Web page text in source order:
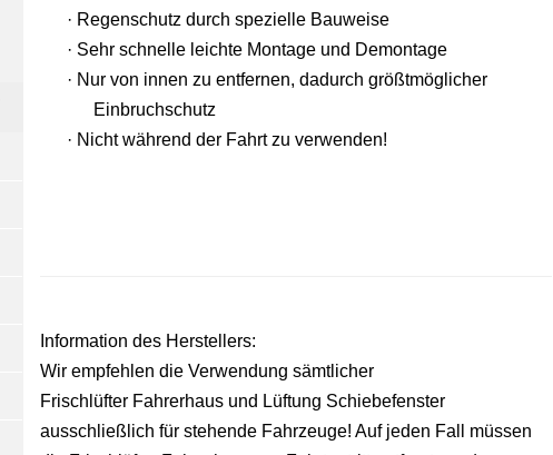
· Regenschutz durch spezielle Bauweise
· Sehr schnelle leichte Montage und Demontage
· Nur von innen zu entfernen, dadurch größtmöglicher
Einbruchschutz
· Nicht während der Fahrt zu verwenden!
Information des Herstellers:
Wir empfehlen die Verwendung sämtlicher
Frischlüfter Fahrerhaus und Lüftung Schiebefenster
ausschließlich für stehende Fahrzeuge! Auf jeden Fall müssen